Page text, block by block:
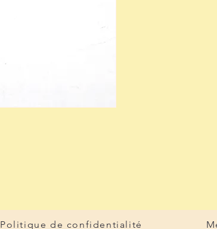
Politique de confidentialité